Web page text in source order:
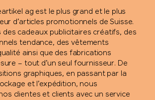
ag est le plus grand et le plus
d’articles promotionnels de Suisse.
des cadeaux publicitaires créatifs, des
tendance, des vêtements
ainsi que des fabrications
– tout d’un seul fournisseur. De
graphiques, en passant par la
et l’expédition, nous
clientes et clients avec un service